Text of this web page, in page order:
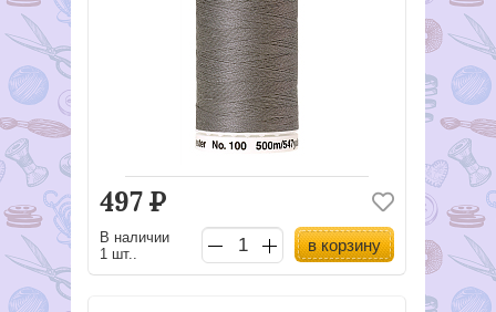
497Р
В наличии
1 шт..
в корзину